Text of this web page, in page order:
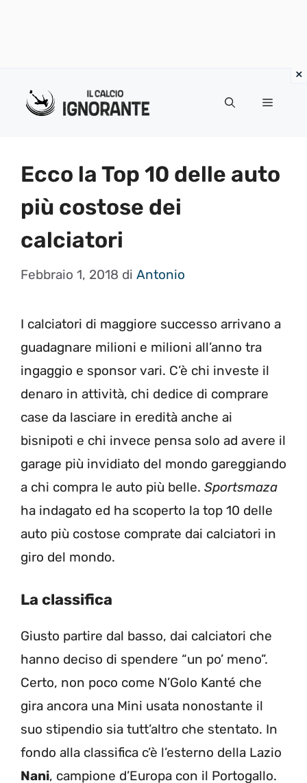
Menu
Ecco la Top 10 delle auto
più costose dei
calciatori
Febbraio 1, 2018 di Antonio
I calciatori di maggiore successo arrivano a
guadagnare milioni e milioni all’anno tra
ingaggio e sponsor vari. C’è chi investe il
denaro in attività, chi dedice di comprare
case da lasciare in eredità anche ai
bisnipoti e chi invece pensa solo ad avere il
garage più invidiato del mondo gareggiando
a chi compra le auto più belle. Sportsmaza
ha indagato ed ha scoperto la top 10 delle
auto più costose comprate dai calciatori in
giro del mondo.
La classifica
Giusto partire dal basso, dai calciatori che
hanno deciso di spendere “un po’ meno”.
Certo, non poco come N’Golo Kanté che
gira ancora una Mini usata nonostante il
suo stipendio sia tutt’altro che stentato. In
fondo alla classifica c’è l’esterno della Lazio
Nani, campione d’Europa con il Portogallo.